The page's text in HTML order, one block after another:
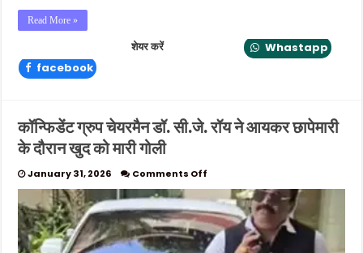
Read More »
शेयर करें
Whastapp
facebook
कॉन्फिडेंट ग्रुप चेयरमैन डॉ. सी.जे. रॉय ने आयकर छापेमारी
के दौरान खुद को मारी गोली
January 31, 2026 Comments Off
कॉन्फिडेंट
ग्रुप
चेयरमैन
डॉ.
सी.जे.